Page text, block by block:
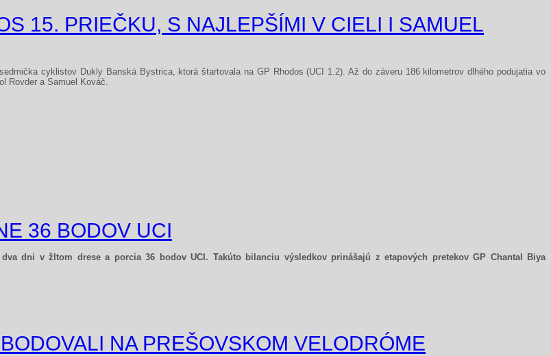
15. PRIEČKU, S NAJLEPŠÍMI V CIELI I SAMUEL
cyklistov Dukly Banská Bystrica, ktorá štartovala na GP Rhodos (UCI 1.2). Až do záveru 186 kilometrov dlhého podujatia vo
Rovder a Samuel Kováč.
36 BODOV UCI
dni v žltom drese a porcia 36 bodov UCI. Takúto bilanciu výsledkov prinášajú z etapových pretekov GP Chantal Biya
NA PREŠOVSKOM VELODRÓME